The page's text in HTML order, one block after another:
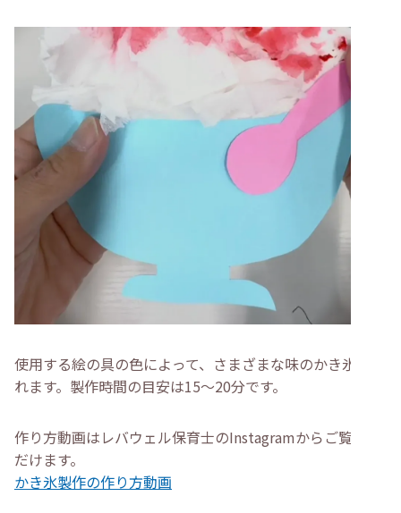
使用する絵の具の色によって、さまざまな味のかき氷が作
れます。製作時間の目安は15〜20分です。
作り方動画はレバウェル保育士のInstagramからご覧いた
だけます。
かき氷製作の作り方動画